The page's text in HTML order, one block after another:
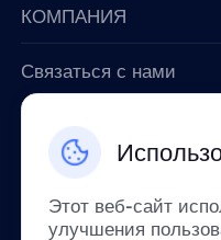
Этот веб-сайт
улучшения
КОМПАНИЯ
Связаться с нами